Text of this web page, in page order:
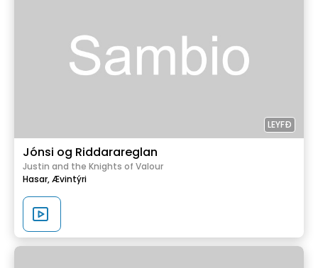
LEYFÐ
Jónsi og Riddarareglan
Justin and the Knights of Valour
Hasar,Ævintýri